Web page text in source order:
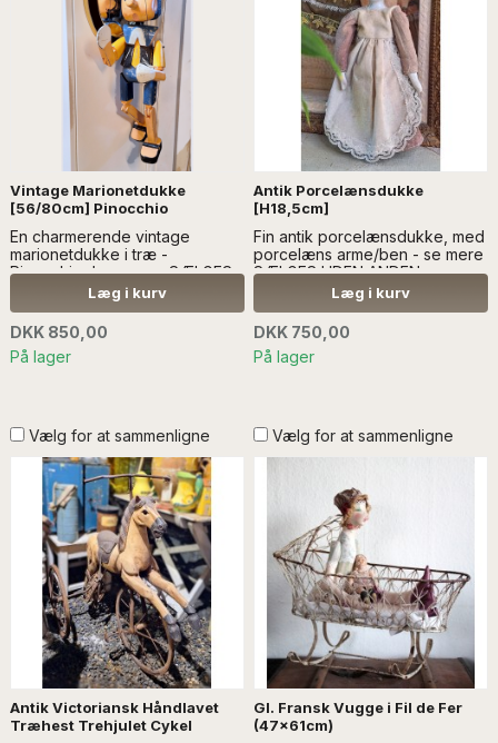
Vintage Marionetdukke
[56/80cm] Pinocchio
En charmerende vintage
marionetdukke i træ -
Pinocchio...Læs mere SÆLGES
UDEN ANDEN DEKORATION
Læg i kurv
DKK 850,00
På lager
Antik Porcelænsdukke
[H18,5cm]
Fin antik porcelænsdukke, med
porcelæns arme/ben - se mere
SÆLGES UDEN ANDEN
DEKORATIONLæg i kurv
DKK 750,00
På lager
Vælg for at sammenligne
Antik Victoriansk Håndlavet
Træhest Trehjulet Cykel
Vælg for at sammenligne
Gl. Fransk Vugge i Fil de Fer
(47x61cm)